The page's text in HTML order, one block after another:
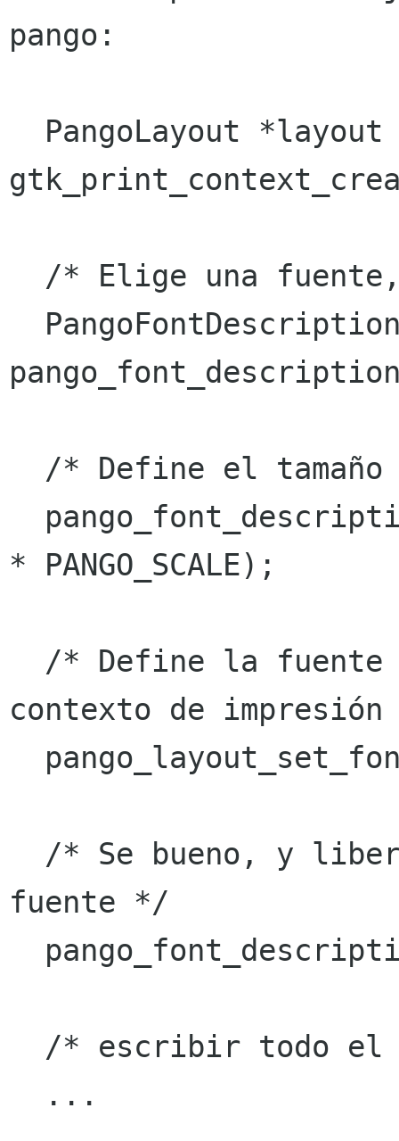
pango:
* PANGO_SCALE);
contexto de
fuente */